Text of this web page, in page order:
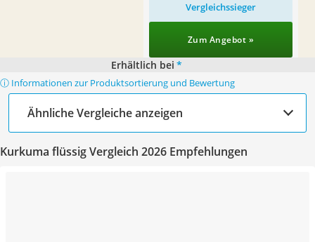
Vergleichssieger
Zum Angebot »
Erhältlich bei *
ⓘ Informationen zur Produktsortierung und Bewertung
Ähnliche Vergleiche anzeigen
Kurkuma flüssig Vergleich 2026 Empfehlungen